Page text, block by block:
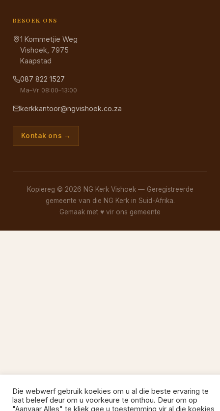
BESOEK ONS
1 Kommetjie Weg
Vishoek, 7975
Kaapstad
087 822 1527
Ma–Vr 08:00–13:00
kerkkantoor@ngvishoek.co.za
Kontak ons →
Kopiereg © 2026 NG Kerk Vishoek — Geregistreerde
gemeente van die NG Kerk in Suid-Afrika.
Gemaak met ♥ vir ons gemeente
Die webwerf gebruik koekies om u al die beste ervaring te
laat beleef deur om u voorkeure te onthou. Deur om op
"Aanvaar Alles" te kliek gee u toestemming vir al die koekies